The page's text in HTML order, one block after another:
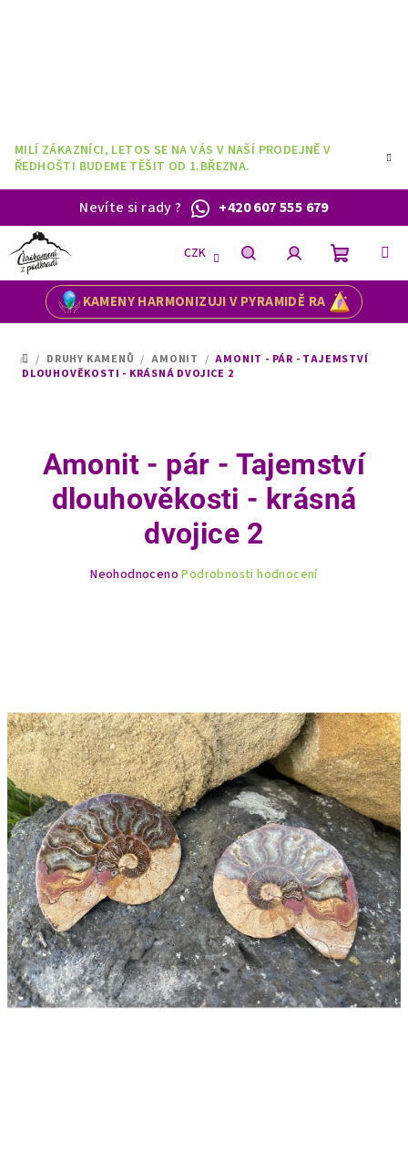
MILÍ ZÁKAZNÍCI, LETOS SE NA VÁS V NAŠÍ PRODEJNĚ V
ŘEDHOŠTI BUDEME TĚŠIT OD 1.BŘEZNA.
Nevíte si rady? +420 607 555 679
KAMENY HARMONIZUJI V PYRAMIDĚ RA
CZK
HledatPřihlášeníNákupní
DOMŮ
/ DRUHY KAMENŮ / AMONIT / AMONIT - PÁR - TAJEMSTVÍ
DLOUHOVĚKOSTI - KRÁSNÁ DVOJICE 2
Amonit - pár - Tajemství
dlouhověkosti - krásná
dvojice 2
Neohodnoceno Podrobnosti hodnocení